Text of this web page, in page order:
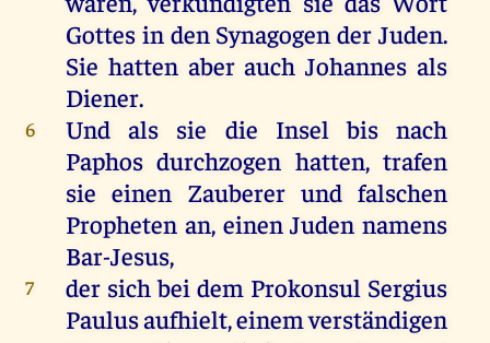
Gottes in denSynagogender Juden.
Sie hatten aber auch Johannes als
Diener.
6 Und als sie die Insel bis nach
Paphos durchzogen hatten, trafen
sie einen Zauberer und falschen
Propheten an, einen Juden namens
Bar-Jesus,
7 der sich bei dem Prokonsul Sergius
Paulusaufhielt,einemverständigen